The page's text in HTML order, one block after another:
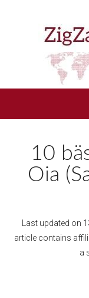
10
Oia
Last updated on
article contains
a